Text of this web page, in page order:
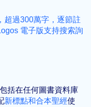
超過300萬字，逐節註
電子版支持搜索詢
括在任何圖書資料庫
新標點和合本聖經使